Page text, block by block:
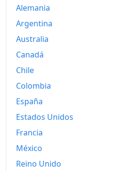
2013
2014
2015
2016
2017
2018
2019
2020
Alemania
Argentina
Australia
Canadá
Chile
Colombia
España
Estados Unidos
Francia
México
Reino Unido